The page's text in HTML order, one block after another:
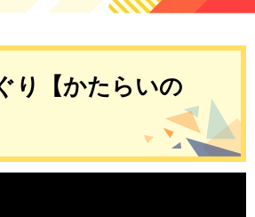
り【かたらいの